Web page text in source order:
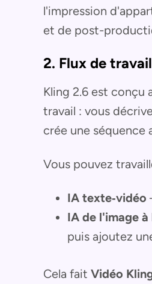
l'impression
et de post-
2. Flux de
Kling 2.6 est conçu
travail : vous
crée une séquence
Vous pouvez
IA texte‑vidéo
IA de l'image à
puis ajoutez
Cela fait Vidéo